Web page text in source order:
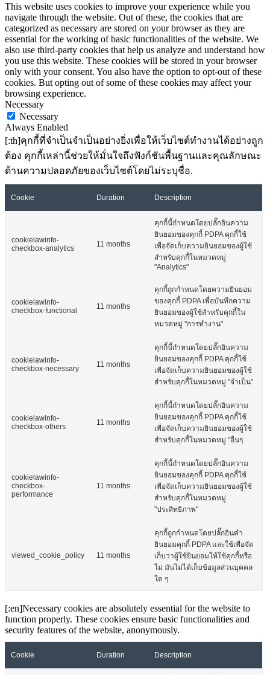
This website uses cookies to improve your experience while you
navigate through the website. Out of these, the cookies that are
categorized as necessary are stored on your browser as they are
essential for the working of basic functionalities of the website. We
also use third-party cookies that help us analyze and understand how
you use this website. These cookies will be stored in your browser
only with your consent. You also have the option to opt-out of these
cookies. But opting out of some of these cookies may affect your
browsing experience.
Necessary
Necessary
Always Enabled
[:th]คุกกี้ที่จำเป็นจำเป็นอย่างยิ่งเพื่อให้เว็บไซต์ทำงานได้อย่างถูก
ต้อง คุกกี้เหล่านี้ช่วยให้มั่นใจถึงฟังก์ชันพื้นฐานและคุณลักษณะ
ด้านความปลอดภัยของเว็บไซต์โดยไม่ระบุชื่อ.
Cookie Duration Description
cookielawinfo-
checkbox-analytics
11 months
คุกกี้นี้กำหนดโดยปลั๊กอินความ
ยินยอมของคุกกี้ PDPA คุกกี้ใช้
เพื่อจัดเก็บความยินยอมของผู้ใช้
สำหรับคุกกี้ในหมวดหมู่
"Analytics"
cookielawinfo-
checkbox-functional
11 months
คุกกี้ถูกกำหนดโดยความยินยอม
ของคุกกี้ PDPA เพื่อบันทึกความ
ยินยอมของผู้ใช้สำหรับคุกกี้ใน
หมวดหมู่ "การทำงาน"
cookielawinfo-
checkbox-necessary
11 months
คุกกี้นี้กำหนดโดยปลั๊กอินความ
ยินยอมของคุกกี้ PDPA คุกกี้ใช้
เพื่อจัดเก็บความยินยอมของผู้ใช้
สำหรับคุกกี้ในหมวดหมู่ "จำเป็น"
cookielawinfo-
checkbox-others
11 months
คุกกี้นี้กำหนดโดยปลั๊กอินความ
ยินยอมของคุกกี้ PDPA คุกกี้ใช้
เพื่อจัดเก็บความยินยอมของผู้ใช้
สำหรับคุกกี้ในหมวดหมู่ "อื่นๆ
cookielawinfo-
checkbox-
performance
11 months
คุกกี้นี้กำหนดโดยปลั๊กอินความ
ยินยอมของคุกกี้ PDPA คุกกี้ใช้
เพื่อจัดเก็บความยินยอมของผู้ใช้
สำหรับคุกกี้ในหมวดหมู่
"ประสิทธิภาพ"
viewed_cookie_policy 11 months
คุกกี้ถูกกำหนดโดยปลั๊กอินคำ
ยินยอมคุกกี้ PDPA และใช้เพื่อจัด
เก็บว่าผู้ใช้ยินยอมให้ใช้คุกกี้หรือ
ไม่ มันไม่ได้เก็บข้อมูลส่วนบุคคล
ใด ๆ
[:en]Necessary cookies are absolutely essential for the website to
function properly. These cookies ensure basic functionalities and
security features of the website, anonymously.
Cookie Duration Description